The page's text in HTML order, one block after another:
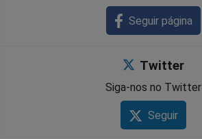
Seguir página
Twitter
Siga-nos no Twitter
Seguir